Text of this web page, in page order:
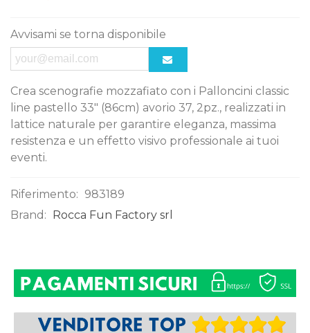
Avvisami se torna disponibile
Crea scenografie mozzafiato con i Palloncini classic
line pastello 33" (86cm) avorio 37, 2pz., realizzati in
lattice naturale per garantire eleganza, massima
resistenza e un effetto visivo professionale ai tuoi
eventi.
Riferimento: 983189
Brand: Rocca Fun Factory srl